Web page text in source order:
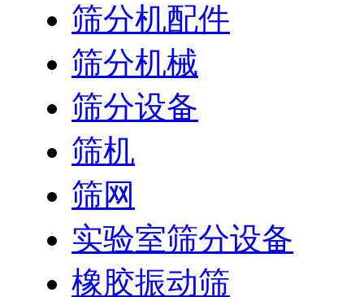
筛分机配件
筛分机械
筛分设备
筛机
筛网
实验室筛分设备
橡胶振动筛